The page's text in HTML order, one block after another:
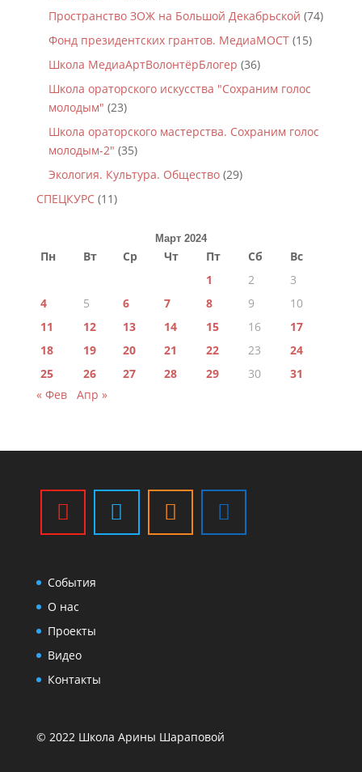
Пространство ЗОЖ на Большой Декабрьской (74)
Фонд президентских грантов. МедиаМОСТ(15)
Школа МедиаАртВолонтёрБлогер (36)
Школа ораторского искусства "Сохраним голос
молодым" (23)
Школа ораторского мастерства. Сохраним голос
молодым-2" (35)
Экология. Культура. Общество(29)
СПЕЦКУРС(11)
Март 2024
Пн Вт Ср Чт Пт Сб
Вс
1
2
3
4
5 6 7 8 9
10
11
12 13 14 15 16
17
18
19 20 21 22 23
24
25
26 27 28 29 30
31
« Фев
Апр »
События
О нас
Проекты
Видео
Контакты
© 2022 Школа Арины Шараповой